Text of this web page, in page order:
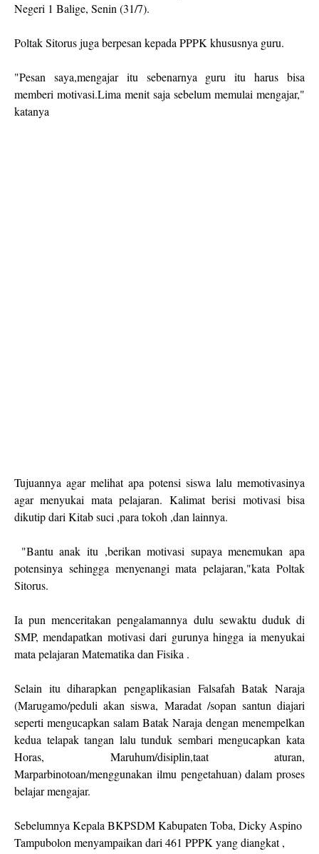
Negeri 1 Balige, Senin (31/7).
Poltak Sitorus juga berpesan kepada PPPK khususnya guru.
"Pesan saya,mengajar itu sebenarnya guru itu harus bisa
memberi motivasi.Lima menit saja sebelum memulai mengajar,"
katanya
Tujuannya agar melihat apa potensi siswa lalu memotivasinya
agar menyukai mata pelajaran. Kalimat berisi motivasi bisa
dikutip dari Kitab suci ,para tokoh ,dan lainnya.
"Bantu anak itu ,berikan motivasi supaya menemukan apa
potensinya sehingga menyenangi mata pelajaran,"kata Poltak
Sitorus.
Ia pun menceritakan pengalamannya dulu sewaktu duduk di
SMP, mendapatkan motivasi dari gurunya hingga ia menyukai
mata pelajaran Matematika dan Fisika .
Selain itu diharapkan pengaplikasian Falsafah Batak Naraja
(Marugamo/peduli akan siswa, Maradat /sopan santun diajari
seperti mengucapkan salam Batak Naraja dengan menempelkan
kedua telapak tangan lalu tunduk sembari mengucapkan kata
Horas, Maruhum/disiplin,taat aturan,
Marparbinotoan/menggunakan ilmu pengetahuan) dalam proses
belajar mengajar.
Sebelumnya Kepala BKPSDM Kabupaten Toba, Dicky Aspino
Tampubolon menyampaikan dari 461 PPPK yang diangkat ,